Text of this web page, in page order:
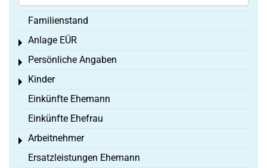
Familienstand
Anlage EÜR
Toggle menu
Persönliche Angaben
Toggle menu
Kinder
Toggle menu
Einkünfte Ehemann
Einkünfte Ehefrau
Arbeitnehmer
Toggle menu
Ersatzleistungen Ehemann